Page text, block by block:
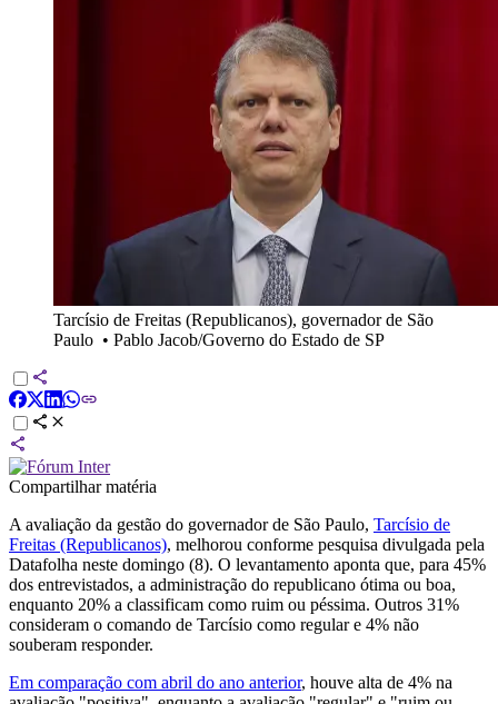
Tarcísio de Freitas (Republicanos), governador de São
Paulo • Pablo Jacob/Governo do Estado de SP
Compartilhar matéria
A avaliação da gestão do governador de São Paulo, Tarcísio de
Freitas (Republicanos), melhorou conforme pesquisa divulgada pela
Datafolha neste domingo (8). O levantamento aponta que, para 45%
dos entrevistados, a administração do republicano ótima ou boa,
enquanto 20% a classificam como ruim ou péssima. Outros 31%
consideram o comando de Tarcísio como regular e 4% não
souberam responder.
Em comparação com abril do ano anterior, houve alta de 4% na